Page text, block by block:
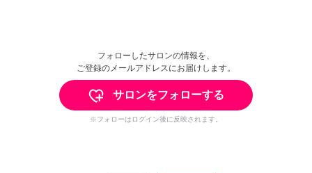
フォローしたサロンの情報を、
ご登録のメールアドレスにお届けします。
サロンをフォローする
※フォローはログイン後に反映されます。